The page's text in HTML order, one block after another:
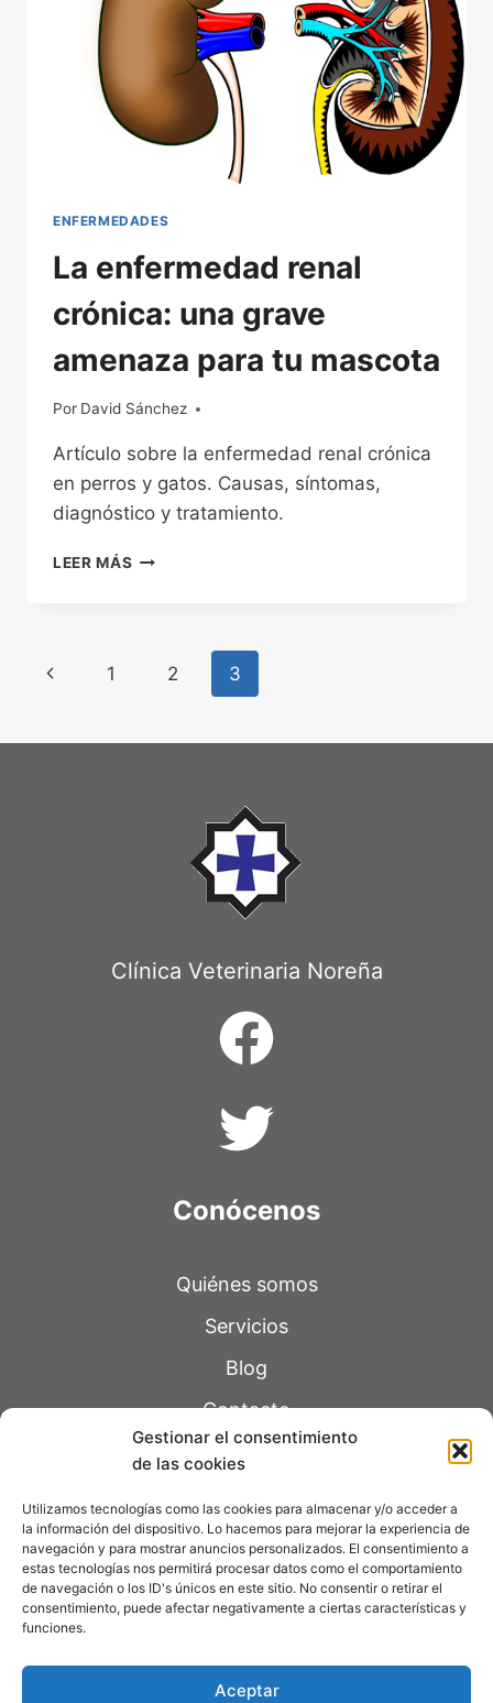
Gestionar el consentimiento
de las cookies
Utilizamos tecnologías como las cookies para almacenar y/o acceder a
la información del dispositivo. Lo hacemos para mejorar la experiencia de
navegación y para mostrar anuncios personalizados. El consentimiento a
estas tecnologías nos permitirá procesar datos como el comportamiento
de navegación o los ID's únicos en este sitio. No consentir o retirar el
consentimiento, puede afectar negativamente a ciertas características y
funciones.
Aceptar
ENFERMEDADES
La enfermedad renal
crónica: una grave
amenaza para tu mascota
Por David Sánchez
22/11/2022
Artículo sobre la enfermedad renal crónica
en perros y gatos. Causas, síntomas,
diagnóstico y tratamiento.
LEER MÁS LA
GRAVE
AMENAZA
TU
Navegación
Página
1 2 3
Clínica Veterinaria Noreña
Conócenos
Quiénes somos
Servicios
Blog
Contacto
Política de Privacidad
Aviso Legal
Accesibilidad